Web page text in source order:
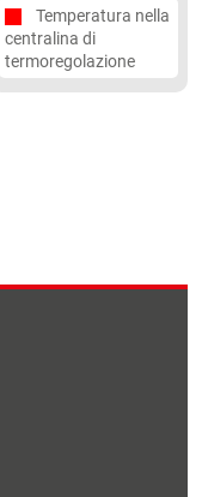
Temperatura nella
centralina di
termoregolazione